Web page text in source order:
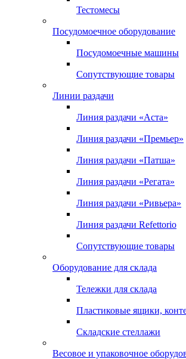
Тестомесы
Посудомоечное оборудование
Посудомоечные машины
Сопутствующие товары
Линии раздачи
Линия раздачи «Аста»
Линия раздачи «Премьер»
Линия раздачи «Патша»
Линия раздачи «Регата»
Линия раздачи «Ривьера»
Линия раздачи Refettorio
Сопутствующие товары
Оборудование для склада
Тележки для склада
Пластиковые ящики,
Складские стеллажи
Весовое и упаковочное